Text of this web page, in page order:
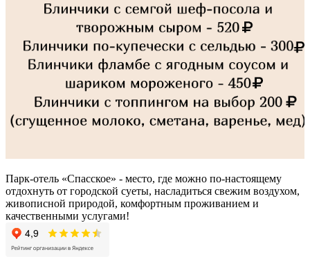
Парк-отель «Спасское» - место, где можно по-настоящему
отдохнуть от городской суеты, насладиться свежим воздухом,
живописной природой, комфортным проживанием и
качественными услугами!